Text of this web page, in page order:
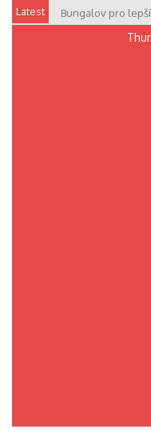
SkipLatest Bungalov pro
Nepodceňte